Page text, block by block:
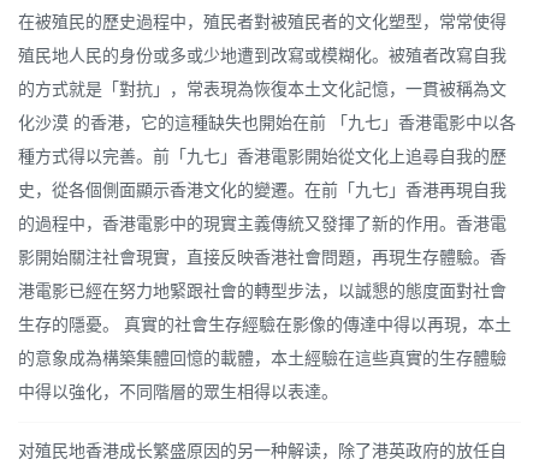
在被殖民的歷史過程中，殖民者對被殖民者的文化塑型，常常使得
殖民地人民的身份或多或少地遭到改寫或模糊化。被殖者改寫自我
的方式就是「對抗」，常表現為恢復本土文化記憶，一貫被稱為文
化沙漠 的香港，它的這種缺失也開始在前 「九七」香港電影中以各
種方式得以完善。前「九七」香港電影開始從文化上追尋自我的歷
史，從各個側面顯示香港文化的變遷。在前「九七」香港再現自我
的過程中，香港電影中的現實主義傳統又發揮了新的作用。香港電
影開始關注社會現實，直接反映香港社會問題，再現生存體驗。香
港電影已經在努力地緊跟社會的轉型步法，以誠懇的態度面對社會
生存的隱憂。 真實的社會生存經驗在影像的傳達中得以再現，本土
的意象成為構築集體回憶的載體，本土經驗在這些真實的生存體驗
中得以強化，不同階層的眾生相得以表達。
对殖民地香港成长繁盛原因的另一种解读，除了港英政府的放任自